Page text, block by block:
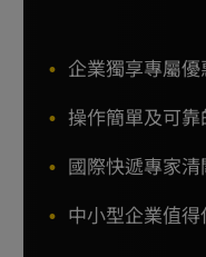
3 - “Use of AI pet
4 - “Importing Pet
Resources”,
5 - “Animal Feed”,
and Food Safety,
Feb 2026
企業獨享專屬優
操作簡單及可靠
國際快遞專家清
中小型企業值